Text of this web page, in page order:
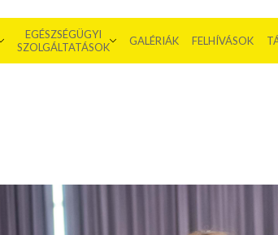
EGÉSZSÉGÜGYI
SZOLGÁLTATÁSOK
GALÉRIÁK FELHÍVÁSOK